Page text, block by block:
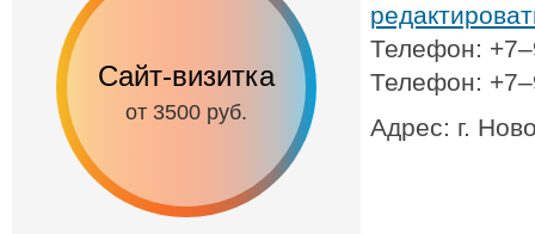
Телефон:
Телефон:
Адрес: г.
Сайт-визитка
от 3500 руб.
Сайт с